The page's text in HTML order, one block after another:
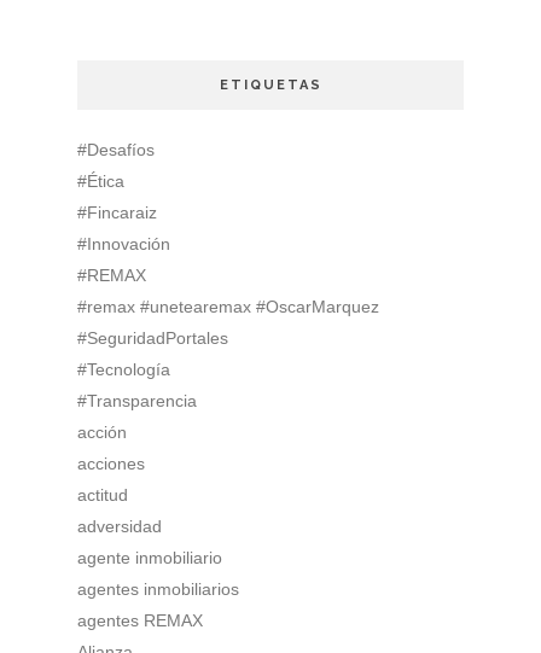
ETIQUETAS
#Desafíos
#Ética
#Fincaraiz
#Innovación
#REMAX
#remax #unetearemax #OscarMarquez
#SeguridadPortales
#Tecnología
#Transparencia
acción
acciones
actitud
adversidad
agente inmobiliario
agentes inmobiliarios
agentes REMAX